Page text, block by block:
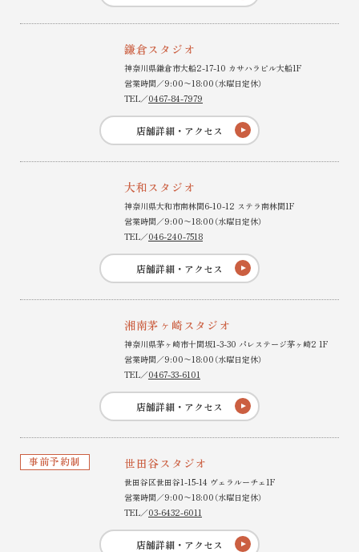
鎌倉スタジオ
神奈川県鎌倉市大船2-17-10 カサハラビル大船1F
営業時間／9:00〜18:00（水曜日定休）
TEL／0467-84-7979
店舗詳細・アクセス
大和スタジオ
神奈川県大和市南林間6-10-12 ステラ南林間1F
営業時間／9:00〜18:00（水曜日定休）
TEL／046-240-7518
店舗詳細・アクセス
湘南茅ヶ崎スタジオ
神奈川県茅ヶ崎市十間坂1-3-30 パレステージ茅ヶ崎2 1F
営業時間／9:00〜18:00（水曜日定休）
TEL／0467-33-6101
店舗詳細・アクセス
事前予約制 世田谷スタジオ
世田谷区世田谷1-15-14 ヴェラルーチェ1F
営業時間／9:00〜18:00（水曜日定休）
TEL／03-6432-6011
店舗詳細・アクセス